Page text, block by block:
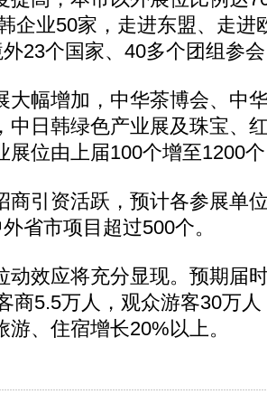
企业50家，走进东盟、走进
23个国家、40多个团组参
幅增加，中华茶博会、中
中日韩绿色产业展及珠宝、
展位由上届100个增至1200
引资活跃，预计各参展单
省市项目超过500个。
效应将充分显现。预期届
商5.5万人，观众游客30万
、住宿增长20%以上。